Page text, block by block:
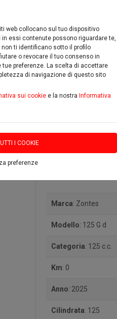
web collocano sul tuo dispositivo
essi contenute possono riguardare te,
ti identificano sotto il profilo
o revocare il tuo consenso in
preferenze. La scelta di accettare
di navigazione di questo sito
sui cookie e la nostra Informativa
I COOKIE
preferenze
DOVE SIAMO
Marca: Zontes
Modello: 125 G d
Categoria: 125 c.c.
Km: 0
Anno: 2025
Cilindrata: 125